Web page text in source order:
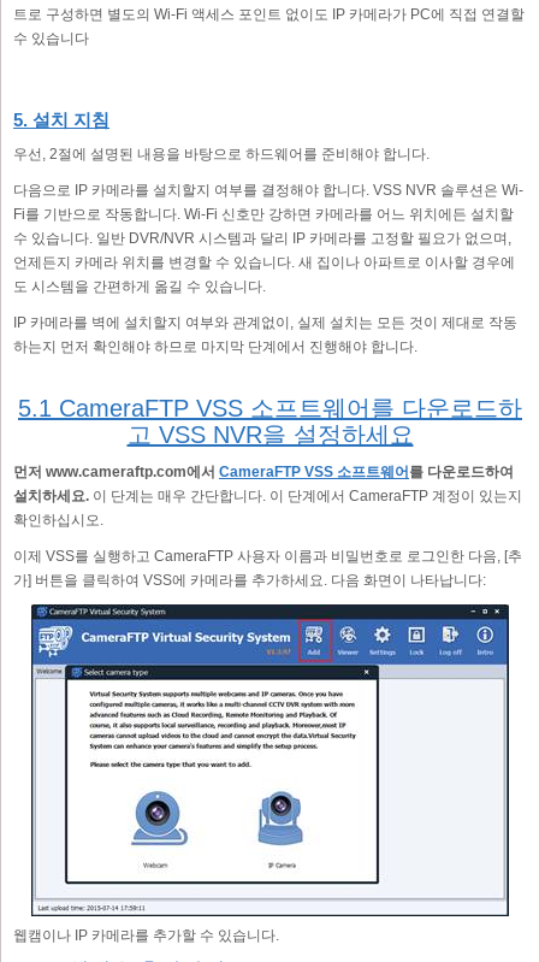
트로 구성하면 별도의 Wi-Fi 액세스 포인트 없이도 IP 카메라가 PC에 직접 연결할
수 있습니다
5. 설치 지침
우선, 2절에 설명된 내용을 바탕으로 하드웨어를 준비해야 합니다.
다음으로 IP 카메라를 설치할지 여부를 결정해야 합니다. VSS NVR 솔루션은 Wi-
Fi를 기반으로 작동합니다. Wi-Fi 신호만 강하면 카메라를 어느 위치에든 설치할
수 있습니다. 일반 DVR/NVR 시스템과 달리 IP 카메라를 고정할 필요가 없으며,
언제든지 카메라 위치를 변경할 수 있습니다. 새 집이나 아파트로 이사할 경우에
도 시스템을 간편하게 옮길 수 있습니다.
IP 카메라를 벽에 설치할지 여부와 관계없이, 실제 설치는 모든 것이 제대로 작동
하는지 먼저 확인해야 하므로 마지막 단계에서 진행해야 합니다.
5.1 CameraFTP VSS 소프트웨어를 다운로드하
고 VSS NVR을 설정하세요
먼저 www.cameraftp.com에서 CameraFTP VSS 소프트웨어 를 다운로드하여
설치하세요. 이 단계는 매우 간단합니다. 이 단계에서 CameraFTP 계정이 있는지
확인하십시오.
이제 VSS를 실행하고 CameraFTP 사용자 이름과 비밀번호로 로그인한 다음, [추
가] 버튼을 클릭하여 VSS에 카메라를 추가하세요. 다음 화면이 나타납니다:
웹캠이나 IP 카메라를 추가할 수 있습니다.